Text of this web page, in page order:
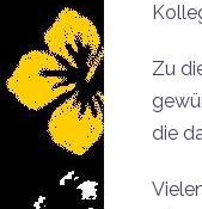
Zu
die